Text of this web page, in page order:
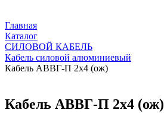
Главная
Каталог
СИЛОВОЙ КАБЕЛЬ
Кабель силовой алюминиевый
Кабель АВВГ-П 2х4 (ож)
Кабель АВВГ-П 2х4 (ож)